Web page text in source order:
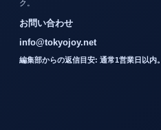
ク。
お問い合わせ
info@tokyojoy.net
編集部からの返信目安: 通常1営業日以内。